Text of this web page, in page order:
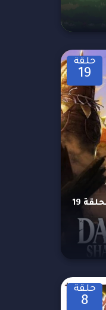
حلقة
19
انمي Yomi no Tsugai الحلقة 19
حلقة
8